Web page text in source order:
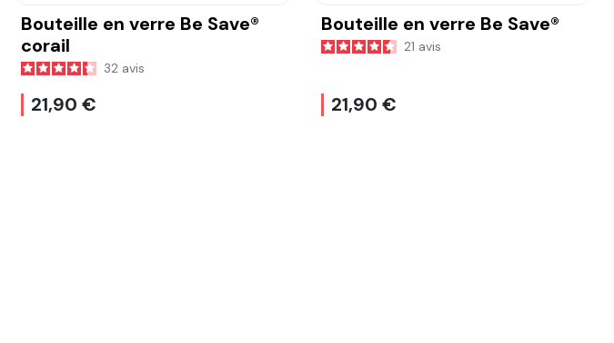
Bouteille en verre Be Save®
corail
32 avis
21,90 €
Bouteille en verre Be Save®
21 avis
21,90 €